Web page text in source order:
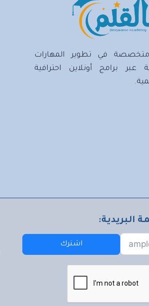
في تطوير المهارات
عبر برامج أونلاين احترافية
البريدية:
اشترك